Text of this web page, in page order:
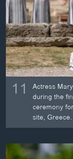
11
Actress
during the
ceremony
site, Greece.